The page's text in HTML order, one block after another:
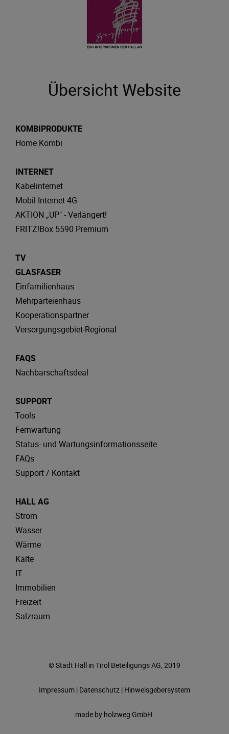
Übersicht Website
KOMBIPRODUKTE
Home Kombi
INTERNET
Kabelinternet
Mobil Internet 4G
AKTION „UP" - Verlängert!
FRITZ!Box 5590 Premium
TV
GLASFASER
Einfamilienhaus
Mehrparteienhaus
Kooperationspartner
Versorgungsgebiet-Regional
FAQS
Nachbarschaftsdeal
SUPPORT
Tools
Fernwartung
Status- und Wartungsinformationsseite
FAQs
Support / Kontakt
HALL AG
Strom
Wasser
Wärme
Kälte
IT
Immobilien
Freizeit
Salzraum
© Stadt Hall in Tirol Beteiligungs AG, 2019
Impressum | Datenschutz | Hinweisgebersystem
made by holzweg GmbH.